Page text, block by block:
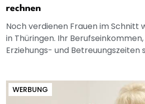
rechnen
Noch verdienen Frauen im Schnitt
in Thüringen. Ihr
Erziehungs- und Betreuungszeiten
WERBUNG